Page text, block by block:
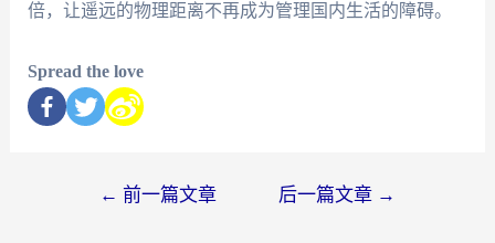
倍，让遥远的物理距离不再成为管理国内生活的障碍。
Spread the love
← 前一篇文章 后一篇文章 →